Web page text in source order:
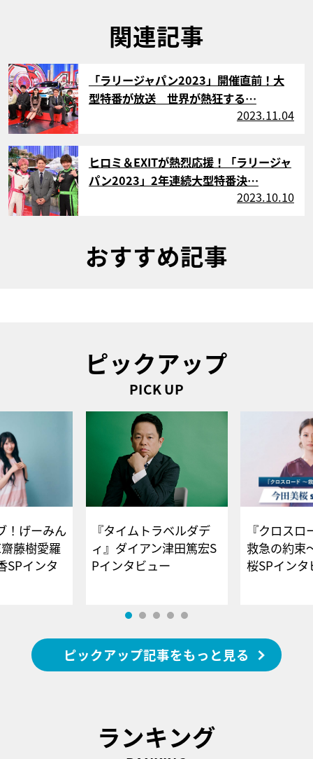
関連記事
サムネイル
「ラリージャパン2023」開催直前！大
型特番が放送 世界が熱狂する…
2023.11.04
サムネイル
ヒロミ＆EXITが熱烈応援！「ラリージャ
パン2023」2年連続大型特番決…
2023.10.10
おすすめ記事
ピックアップ
PICK UP
！げーみん
藤樹愛羅
SPインタ
『タイムトラベルダデ
ィ』ダイアン津田篤宏S
Pインタビュー
『クロス
救急の約束
桜SPイ
ピックアップ記事をもっと見る
ランキング